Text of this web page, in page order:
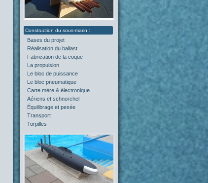
Bases du projet
Réalisation du ballast
Fabrication de la coque
La propulsion
Le bloc de puissance
Le bloc pneumatique
Carte mère & électronique
Aériens et schnorchel
Équilibrage et pesée
Transport
Torpilles